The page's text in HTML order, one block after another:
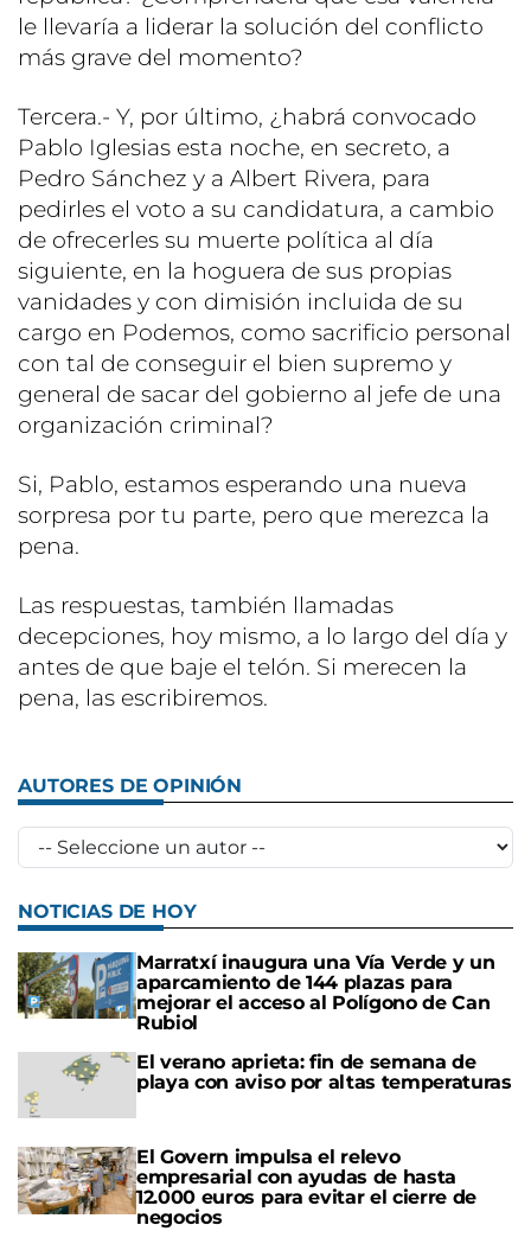
le llevaría a liderar la solución del conflicto
más grave del momento?
Tercera.- Y, por último, ¿habrá convocado
Pablo Iglesias esta noche, en secreto, a
Pedro Sánchez y a Albert Rivera, para
pedirles el voto a su candidatura, a cambio
de ofrecerles su muerte política al día
siguiente, en la hoguera de sus propias
vanidades y con dimisión incluida de su
cargo en Podemos, como sacrificio personal
con tal de conseguir el bien supremo y
general de sacar del gobierno al jefe de una
organización criminal?
Si, Pablo, estamos esperando una nueva
sorpresa por tu parte, pero que merezca la
pena.
Las respuestas, también llamadas
decepciones, hoy mismo, a lo largo del día y
antes de que baje el telón. Si merecen la
pena, las escribiremos.
AUTORES DE OPINIÓN
NOTICIAS DE HOY
Marratxí inaugura una Vía Verde y un
aparcamiento de 144 plazas para
mejorar el acceso al Polígono de Can
Rubiol
El verano aprieta: fin de semana de
playa con aviso por altas temperaturas
El Govern impulsa el relevo
empresarial con ayudas de hasta
12.000 euros para evitar el cierre de
negocios